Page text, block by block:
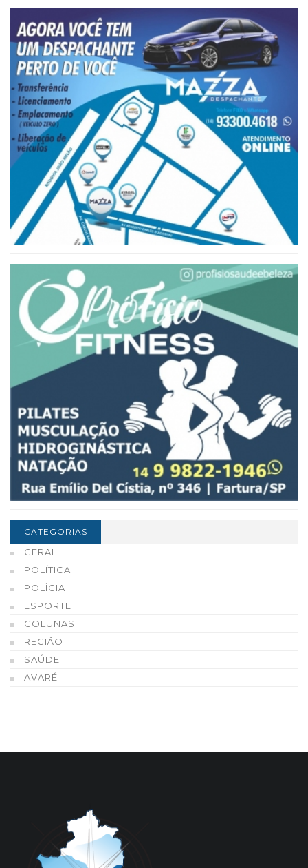
CATEGORIAS
GERAL
POLÍTICA
POLÍCIA
ESPORTE
COLUNAS
REGIÃO
SAÚDE
AVARÉ